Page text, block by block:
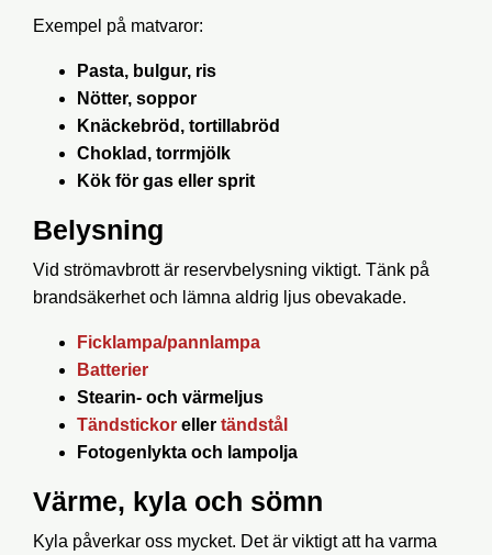
Exempel på matvaror:
Pasta, bulgur, ris
Nötter, soppor
Knäckebröd, tortillabröd
Choklad, torrmjölk
Kök för gas eller sprit
Belysning
Vid strömavbrott är reservbelysning viktigt. Tänk på
brandsäkerhet och lämna aldrig ljus obevakade.
Ficklampa/pannlampa
Batterier
Stearin- och värmeljus
Tändstickor eller tändstål
Fotogenlykta och lampolja
Värme, kyla och sömn
Kyla påverkar oss mycket. Det är viktigt att ha varma